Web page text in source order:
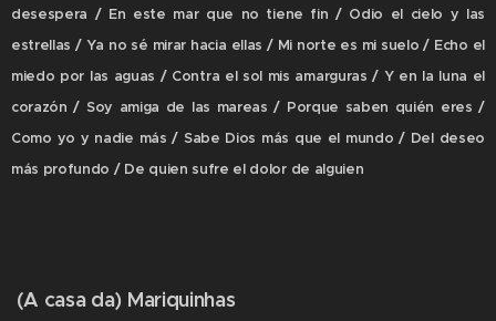
desespera / En este mar que no tiene fin / Odio el cielo y las
estrellas / Ya no sé mirar hacia ellas / Mi norte es mi suelo / Echo el
miedo por las aguas / Contra el sol mis amarguras / Y en la luna el
corazón / Soy amiga de las mareas / Porque saben quién eres /
Como yo y nadie más / Sabe Dios más que el mundo / Del deseo
más profundo / De quien sufre el dolor de alguien
(A casa da) Mariquinhas